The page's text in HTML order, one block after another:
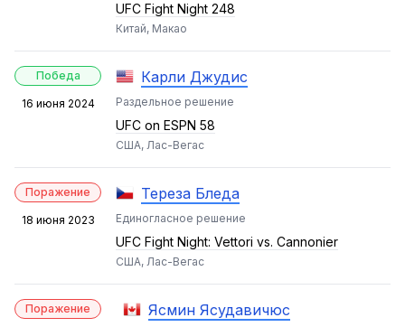
UFC Fight Night 248
Китай, Макао
Победа
16 июня 2024
Карли Джудис
Раздельное решение
UFC on ESPN 58
США, Лас-Вегас
Поражение
18 июня 2023
Тереза Бледа
Единогласное решение
UFC Fight Night: Vettori vs. Cannonier
США, Лас-Вегас
Поражение Ясмин Ясудавичюс